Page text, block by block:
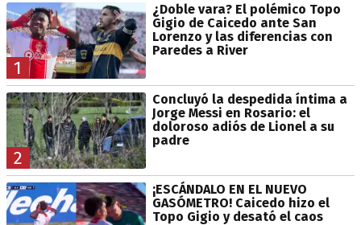
1
¿Doble vara? El polémico Topo
Gigio de Caicedo ante San
Lorenzo y las diferencias con
Paredes a River
2
Concluyó la despedida íntima a
Jorge Messi en Rosario: el
doloroso adiós de Lionel a su
padre
¡ESCÁNDALO EN EL NUEVO
GASÓMETRO! Caicedo hizo el
Topo Gigio y desató el caos